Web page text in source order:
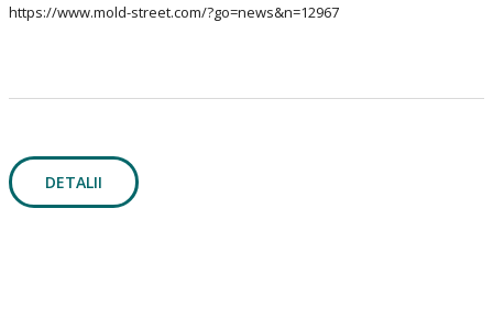
https://www.mold-street.com/?go=news&n=12967
DETALII